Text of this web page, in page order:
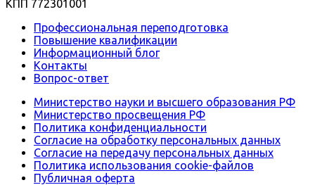
КПП 772301001
Профессиональная переподготовка
Повышение квалификации
Информационный блог
Контакты
Вопрос-ответ
Министерство науки и высшего образования РФ
Министерство просвещения РФ
Политика конфиденциальности
Согласие на обработку персональных данных
Согласие на передачу персональных данных
Политика использования сookie-файлов
Публичная оферта